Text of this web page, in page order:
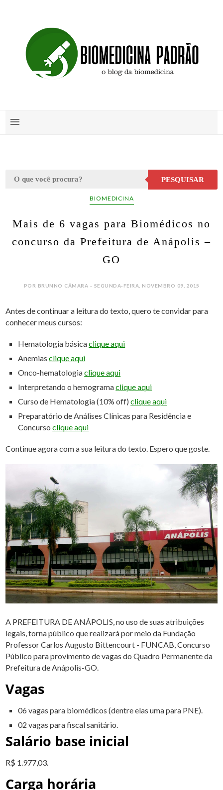
PESQUISAR
BIOMEDICINA
Mais de 6 vagas para Biomédicos no
concurso da Prefeitura de Anápolis –
GO
POR BRUNNO CÂMARA - SEGUNDA-FEIRA, NOVEMBRO 09, 2015
Antes de continuar a leitura do texto, quero te convidar para
conhecer meus cursos:
Hematologia básicaclique aqui
Anemiasclique aqui
Onco-hematologiaclique aqui
Interpretando o hemogramaclique aqui
Curso de Hematologia (10% off)clique aqui
Preparatório de Análises Clínicas para Residência e
Concursoclique aqui
Continue agora com a sua leitura do texto. Espero que goste.
A PREFEITURA DE ANÁPOLIS, no uso de suas atribuições
legais, torna público que realizará por meio da Fundação
Professor Carlos Augusto Bittencourt - FUNCAB, Concurso
Público para provimento de vagas do Quadro Permanente da
Prefeitura de Anápolis-GO.
Vagas
06 vagas para biomédicos (dentre elas uma para PNE).
02 vagas para fiscal sanitário.
Salário base inicial
R$ 1.977,03.
Carga horária